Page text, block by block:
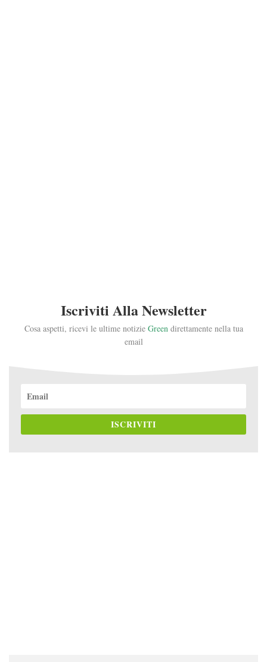
Iscriviti Alla Newsletter
Cosa aspetti, ricevi le ultime notizie Greendirettamente nella tua
email
ISCRIVITI